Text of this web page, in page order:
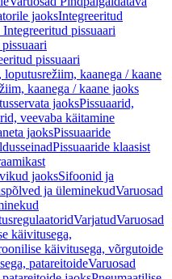
jaoksIntegreeritud
Integreeritud pissuaari
pissuaari
loputusrežiim, kaanega / kaane
kaanega / kaane jaoks
jaoksPissuaarid,
veevaba käitamine
jaoksPissuaaride
Pissuaaride klaasist
jaoksSifoonid ja
ja üleminekudVaruosad
VarjatudVaruosad
käivitusega,
käivitusega, võrgutoide
patareitoideVaruosad